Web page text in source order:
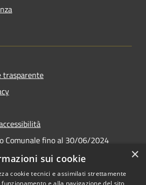
trasparente
Comunale fino al 30/06/2024
Online
×
sui cookie
cookie tecnici e assimilati strettamente
e alla navigazione del sito,